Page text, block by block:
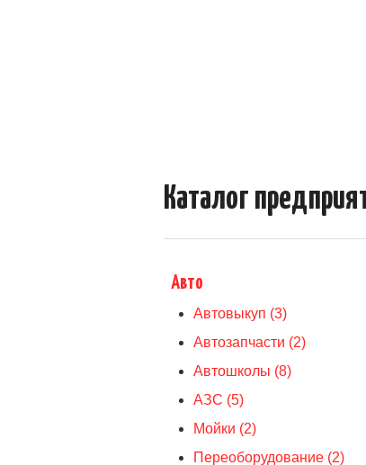
Каталог
Авто
Автовыкуп (3)
Автозапчасти (2)
Автошколы (8)
АЗС (5)
Мойки (2)
Переоборудование (2)